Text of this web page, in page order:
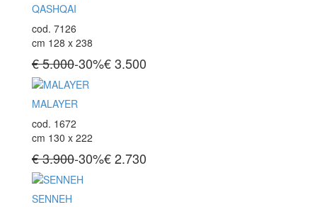
QASHQAI
cod. 7126
cm 128 x 238
€ 5.000-30%€3.500
MALAYER
cod. 1672
cm 130 x 222
€ 3.900-30%€2.730
SENNEH